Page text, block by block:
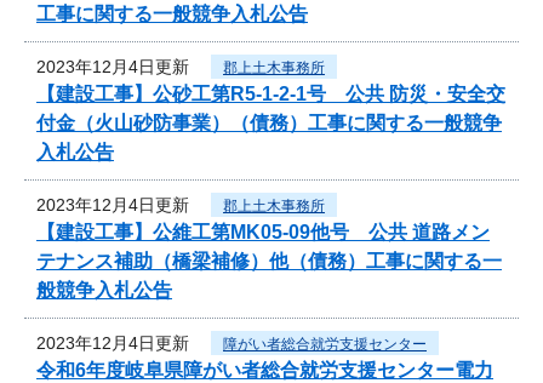
工事に関する一般競争入札公告
2023年12月4日更新 郡上土木事務所
【建設工事】公砂工第R5-1-2-1号 公共 防災・安全交
付金（火山砂防事業）（債務）工事に関する一般競争
入札公告
2023年12月4日更新 郡上土木事務所
【建設工事】公維工第MK05-09他号 公共 道路メン
テナンス補助（橋梁補修）他（債務）工事に関する一
般競争入札公告
2023年12月4日更新 障がい者総合就労支援センター
令和6年度岐阜県障がい者総合就労支援センター電力